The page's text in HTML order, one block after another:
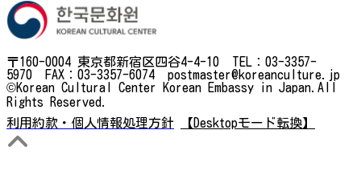
〒160-0004 東京都新宿区四谷4-4-10 TEL：03-3357-
5970 FAX：03-3357-6074 postmaster@koreanculture.jp
©Korean Cultural Center Korean Embassy in Japan.All
Rights Reserved.
利用約款・個人情報処理方針
【Desktopモード転換】